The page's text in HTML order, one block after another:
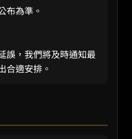
布為準。
誤，我們將及時通知最
合適安排。